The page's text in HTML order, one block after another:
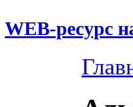
WEB-ресурс